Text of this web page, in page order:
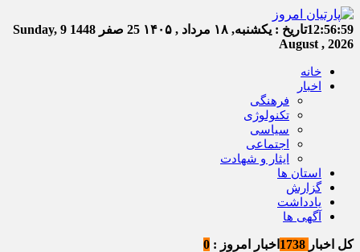
12:57:00تاریخ : یکشنبه, ۱۸ مرداد , ۱۴۰۵ 25 صفر 1448
Sunday, 9
August , 2026
خانه
اخبار
فرهنگی
تکنولوژی
سیاسی
اجتماعی
ایثار و شهادت
استان ها
گزارش
یادداشت
آگهی ها
کل اخبار اخبار امروز : 0